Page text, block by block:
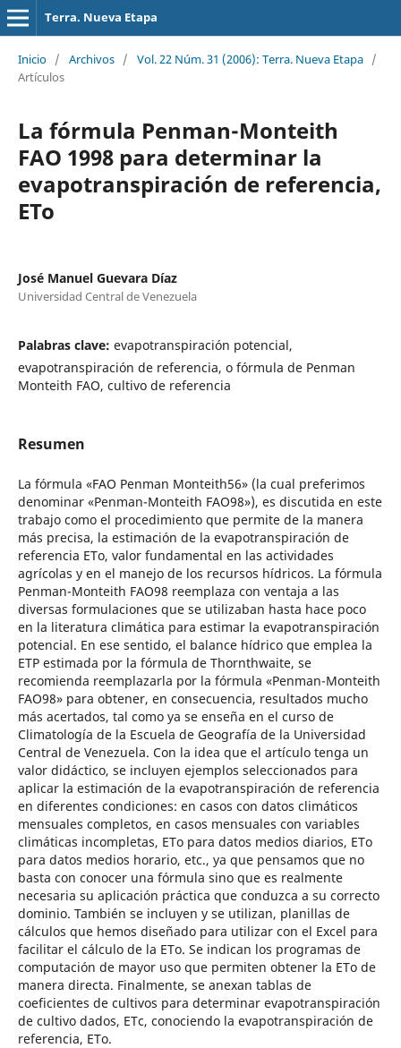
Terra. Nueva Etapa
Inicio / Archivos / Vol. 22 Núm. 31 (2006): Terra. Nueva Etapa /
Artículos
La fórmula Penman-Monteith
FAO 1998 para determinar la
evapotranspiración de referencia,
ETo
José Manuel Guevara Díaz
Universidad Central de Venezuela
Palabras clave: evapotranspiración potencial,
evapotranspiración de referencia, o fórmula de Penman
Monteith FAO, cultivo de referencia
Resumen
La fórmula «FAO Penman Monteith56» (la cual preferimos
denominar «Penman-Monteith FAO98»), es discutida en este
trabajo como el procedimiento que permite de la manera
más precisa, la estimación de la evapotranspiración de
referencia ETo, valor fundamental en las actividades
agrícolas y en el manejo de los recursos hídricos. La fórmula
Penman-Monteith FAO98 reemplaza con ventaja a las
diversas formulaciones que se utilizaban hasta hace poco
en la literatura climática para estimar la evapotranspiración
potencial. En ese sentido, el balance hídrico que emplea la
ETP estimada por la fórmula de Thornthwaite, se
recomienda reemplazarla por la fórmula «Penman-Monteith
FAO98» para obtener, en consecuencia, resultados mucho
más acertados, tal como ya se enseña en el curso de
Climatología de la Escuela de Geografía de la Universidad
Central de Venezuela. Con la idea que el artículo tenga un
valor didáctico, se incluyen ejemplos seleccionados para
aplicar la estimación de la evapotranspiración de referencia
en diferentes condiciones: en casos con datos climáticos
mensuales completos, en casos mensuales con variables
climáticas incompletas, ETo para datos medios diarios, ETo
para datos medios horario, etc., ya que pensamos que no
basta con conocer una fórmula sino que es realmente
necesaria su aplicación práctica que conduzca a su correcto
dominio. También se incluyen y se utilizan, planillas de
cálculos que hemos diseñado para utilizar con el Excel para
facilitar el cálculo de la ETo. Se indican los programas de
computación de mayor uso que permiten obtener la ETo de
manera directa. Finalmente, se anexan tablas de
coeficientes de cultivos para determinar evapotranspiración
de cultivo dados, ETc, conociendo la evapotranspiración de
referencia, ETo.